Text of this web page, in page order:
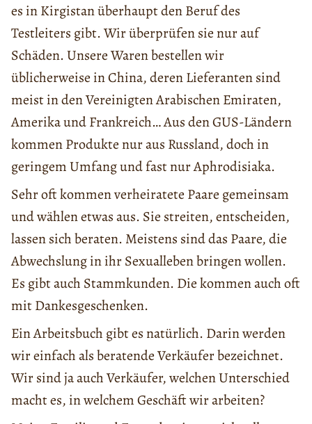
es in Kirgistan überhaupt den Beruf des
Testleiters gibt. Wir überprüfen sie nur auf
Schäden. Unsere Waren bestellen wir
üblicherweise in China, deren Lieferanten sind
meist in den Vereinigten Arabischen Emiraten,
Amerika und Frankreich… Aus den GUS-Ländern
kommen Produkte nur aus Russland, doch in
geringem Umfang und fast nur Aphrodisiaka.
Sehr oft kommen verheiratete Paare gemeinsam
und wählen etwas aus. Sie streiten, entscheiden,
lassen sich beraten. Meistens sind das Paare, die
Abwechslung in ihr Sexualleben bringen wollen.
Es gibt auch Stammkunden. Die kommen auch oft
mit Dankesgeschenken.
Ein Arbeitsbuch gibt es natürlich. Darin werden
wir einfach als beratende Verkäufer bezeichnet.
Wir sind ja auch Verkäufer, welchen Unterschied
macht es, in welchem Geschäft wir arbeiten?